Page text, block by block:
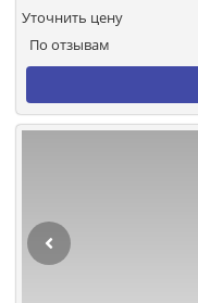
По отзывам
Уточнить цену